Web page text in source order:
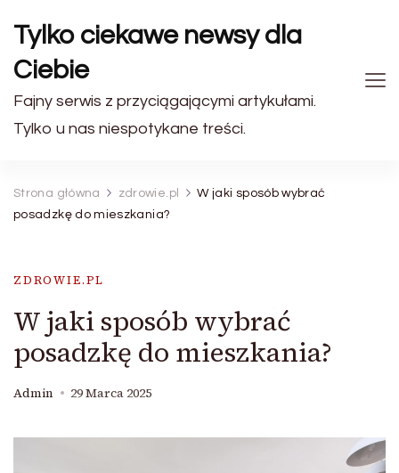
Tylko ciekawe newsy dla
Ciebie
Fajny serwis z przyciągającymi artykułami.
Tylko u nas niespotykane treści.
Strona główna zdrowie.pl
W jaki sposób wybrać
posadzkę do mieszkania?
ZDROWIE.PL
W jaki sposób wybrać
posadzkę do mieszkania?
Admin 29 Marca 2025